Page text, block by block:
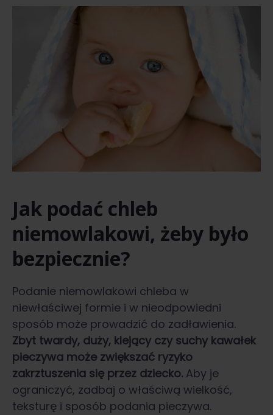
Jak podać chleb
niemowlakowi, żeby było
bezpiecznie?
Podanie niemowlakowi chleba w
niewłaściwej formie i w nieodpowiedni
sposób może prowadzić do zadławienia.
Zbyt twardy, duży, klejący czy suchy kawałek
pieczywa może zwiększać ryzyko
zakrztuszenia się przez dziecko. Aby je
ograniczyć, zadbaj o właściwą wielkość,
teksturę i sposób podania pieczywa.